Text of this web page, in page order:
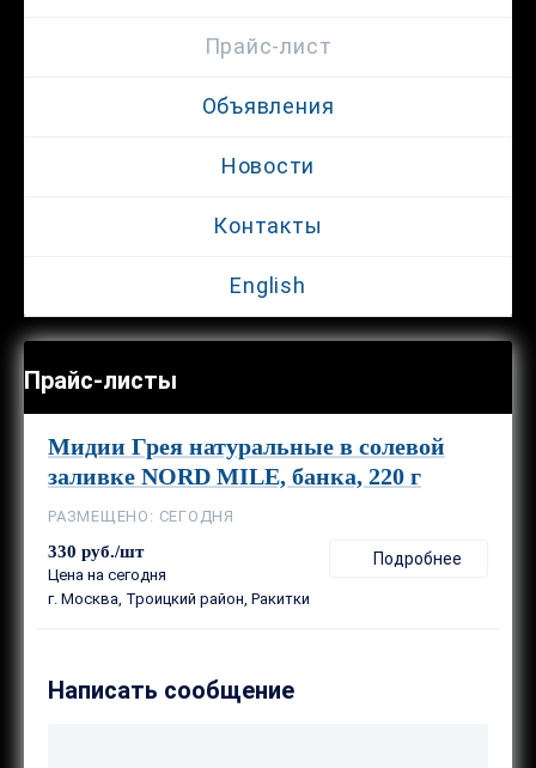
Прайс-лист
Объявления
Новости
Контакты
English
Прайс-листы
Мидии Грея натуральные в солевой
заливке NORD MILE, банка, 220 г
РАЗМЕЩЕНО: СЕГОДНЯ
330 руб./шт
Цена на сегодня
г. Москва, Троицкий район, Ракитки
Подробнее
Написать сообщение